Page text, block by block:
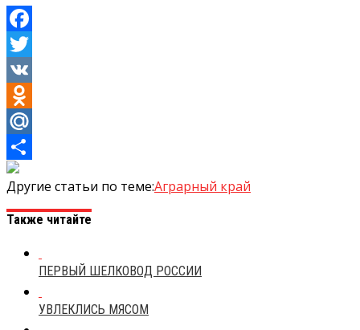
Facebook
Twitter
VK
Odnoklassniki
Mail.Ru
Отправить
Другие статьи по теме:Аграрный край
Также читайте
ПЕРВЫЙ ШЕЛКОВОД РОССИИ
УВЛЕКЛИСЬ МЯСОМ